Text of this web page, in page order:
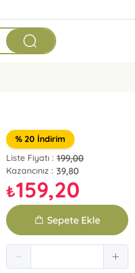
% 20 İndirim
Liste Fiyatı : 199,00
Kazancınız : 39,80
₺159,20
Sepete Ekle